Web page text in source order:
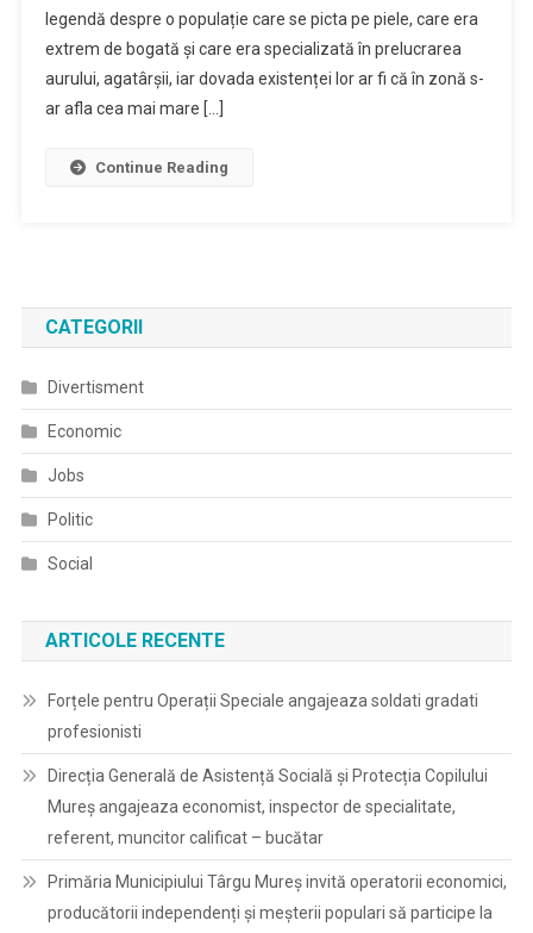
legendă despre o populație care se picta pe piele, care era
extrem de bogată și care era specializată în prelucrarea
aurului, agatârșii, iar dovada existenței lor ar fi că în zonă s-
ar afla cea mai mare […]
Continue Reading
CATEGORII
Divertisment
Economic
Jobs
Politic
Social
ARTICOLE RECENTE
Forțele pentru Operații Speciale angajeaza soldati gradati
profesionisti
Direcția Generală de Asistență Socială și Protecția Copilului
Mureș angajeaza economist, inspector de specialitate,
referent, muncitor calificat – bucătar
Primăria Municipiului Târgu Mureș invită operatorii economici,
producătorii independenți și meșterii populari să participe la